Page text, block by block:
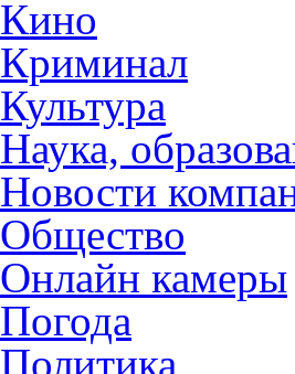
Кино
Криминал
Культура
Наука,
Новости
Общество
Онлайн камеры
Погода
Политика